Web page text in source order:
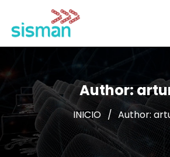
Author:
INICIO Author: